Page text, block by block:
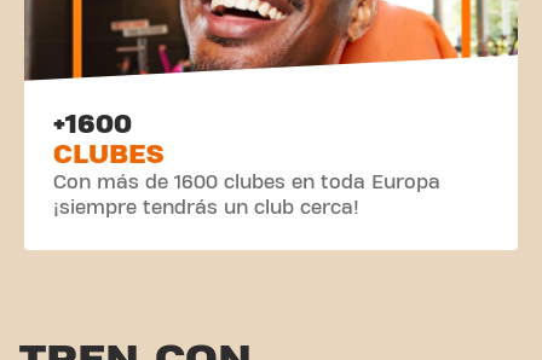
+1600
CLUBES
Con más de 1600 clubes en toda Europa
¡siempre tendrás un club cerca!